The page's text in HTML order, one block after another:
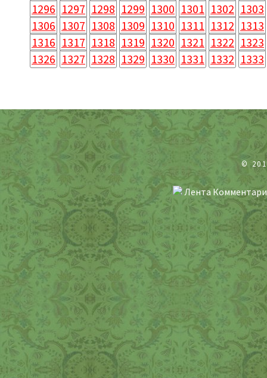
1296 1297 1298 1299 1300 1301 1302 1303
1306 1307 1308 1309 1310 1311 1312 1313
1316 1317 1318 1319 1320 1321 1322 1323
1326 1327 1328 1329 1330 1331 1332 1333
©
Лента